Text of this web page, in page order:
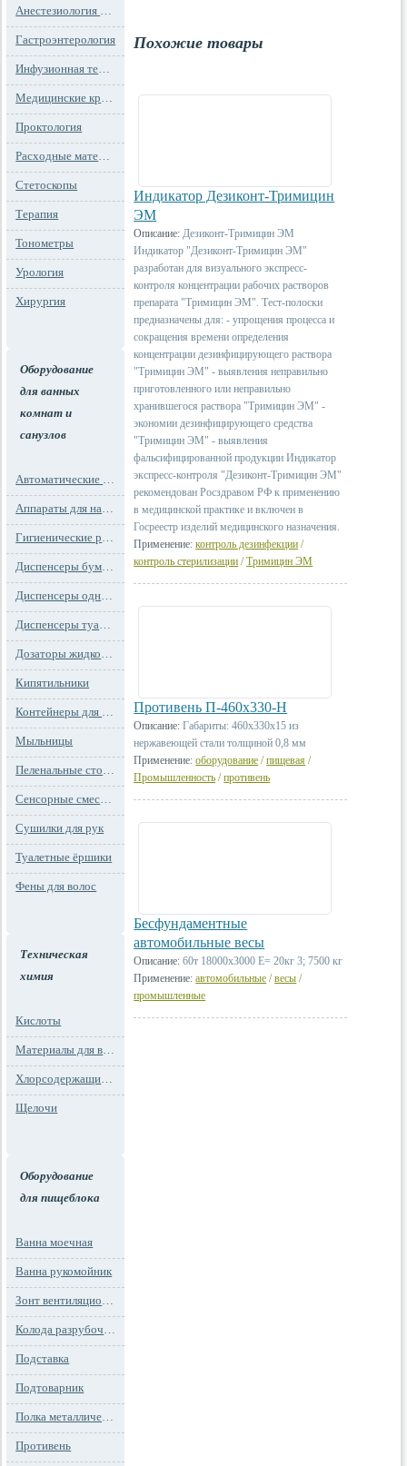
Гастроэнтерология
Проктология
Стетоскопы
Терапия
Тонометры
Урология
Хирургия
Оборудование
для ванных
комнат и
санузлов
Кипятильники
Мыльницы
Сушилки для рук
Туалетные ёршики
Фены для волос
Техническая
химия
Кислоты
Щелочи
Оборудование
для пищеблока
Ванна моечная
Ванна рукомойник
Подставка
Подтоварник
Противень
Похожие товары
Индикатор Дезиконт-Тримицин
ЭМ
Описание: Дезиконт-Тримицин ЭМ
Индикатор "Дезиконт-Тримицин ЭМ"
разработан для визуального экспресс-
контроля концентрации рабочих растворов
препарата "Тримицин ЭМ". Тест-полоски
предназначены для: - упрощения процесса и
сокращения времени определения
концентрации дезинфицирующего раствора
"Тримицин ЭМ" - выявления неправильно
приготовленного или неправильно
хранившегося раствора "Тримицин ЭМ" -
экономии дезинфицирующего средства
"Тримицин ЭМ" - выявления
фальсифицированной продукции Индикатор
экспресс-контроля "Дезиконт-Тримицин ЭМ"
рекомендован Росздравом РФ к применению
в медицинской практике и включен в
Госреестр изделий медицинского назначения.
Применение: контроль дезинфекции /
контроль стерилизации /Тримицин ЭМ
Противень П-460х330-Н
Описание: Габариты: 460х330х15 из
нержавеющей стали толщиной 0,8 мм
Применение: оборудование /пищевая /
Промышленность /противень
Бесфундаментные
автомобильные весы
Описание: 60т 18000х3000 Е= 20кг 3; 7500 кг
Применение: автомобильные /весы /
промышленные